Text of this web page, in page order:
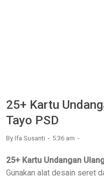
25+ Kartu
Tayo PSD
By Ifa Susanti 5:36 am
25+ Kartu Undangan
Gunakan alat desain seret